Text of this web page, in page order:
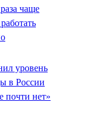
чаще
уровень
в России
почти нет»